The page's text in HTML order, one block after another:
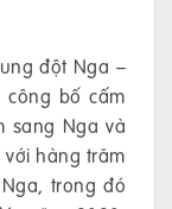
đột Nga –
công bố cấm
sang Nga và
hàng trăm
trong đó